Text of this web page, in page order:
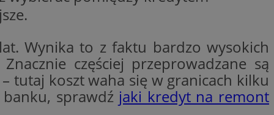
Wynika to z faktu bardzo wysokich
częściej przeprowadzane są
tutaj koszt waha się w granicach kilku
sprawdź jaki kredyt na remont
w celu
strony
przez
for
reklam w
firmę
Można to